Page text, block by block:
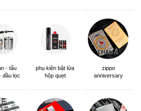
- tẩu
đầu lọc
phụ kiện bật lửa
hộp quẹt
zippo
anniversary